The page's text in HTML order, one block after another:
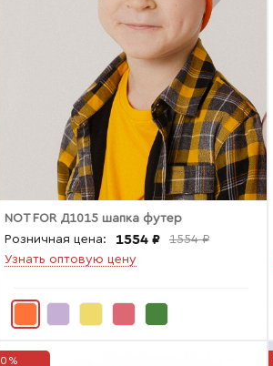
NOT FOR Д1015 шапка футер
Розничная цена:
1554 ₽
1554 ₽
Узнать оптовую цену
0%